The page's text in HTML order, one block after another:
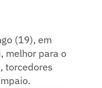
(19), em
melhor para o
torcedores